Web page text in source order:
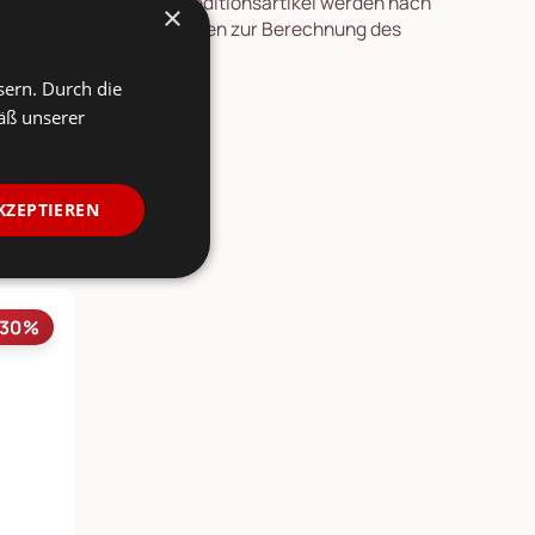
und Informationen zur Berechnung des
×
Durch die
unserer